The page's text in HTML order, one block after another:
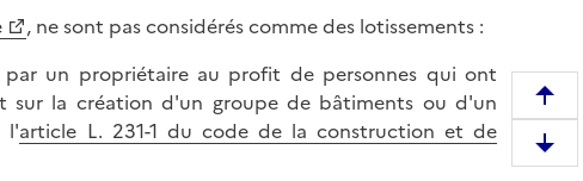
, ne sont pas considérés comme des lotissements :
un propriétaire au profit de personnes qui ont
sur la création d'un groupe de bâtiments ou d'un
l'article L. 231-1 du code de la construction et de
e
m
D